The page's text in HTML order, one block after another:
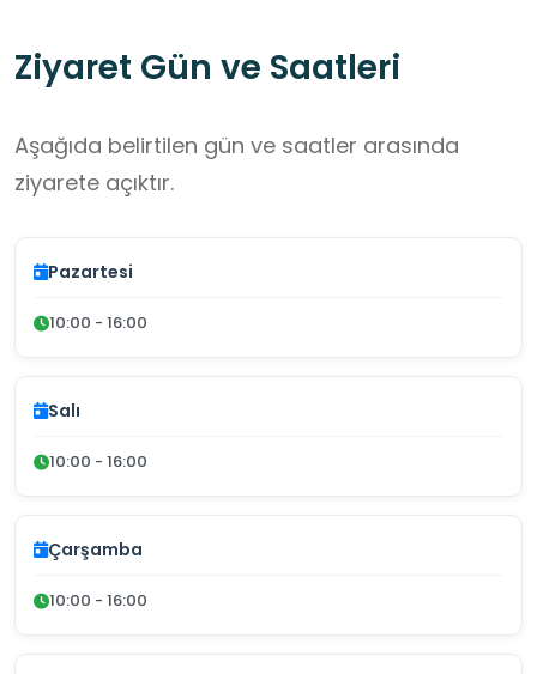
Ziyaret Gün ve Saatleri
Aşağıda belirtilen gün ve saatler arasında
ziyarete açıktır.
Pazartesi
10:00 - 16:00
Salı
10:00 - 16:00
Çarşamba
10:00 - 16:00